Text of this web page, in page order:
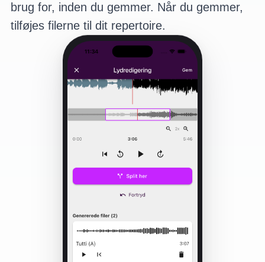
brug for, inden du gemmer. Når du gemmer,
tilføjes filerne til dit repertoire.